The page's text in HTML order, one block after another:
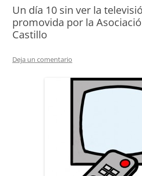
Un día 10 sin ver la
promovida por la
Castillo
Deja un comentario